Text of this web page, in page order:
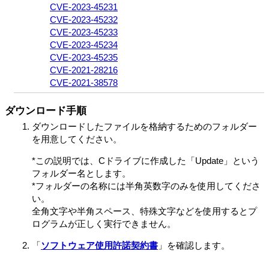
CVE-2023-45231
CVE-2023-45232
CVE-2023-45233
CVE-2023-45234
CVE-2023-45235
CVE-2021-28216
CVE-2021-38578
ダウンロード手順
ダウンロードしたファイルを格納するためのフォルダー
を用意してください。
*この説明では、Cドライブに作成した「Update」という
フォルダー名とします。
*フォルダーの名称には半角英数字のみを使用してくださ
い。
全角文字や半角スペース、特殊文字などを使用するとプ
ログラムが正しく実行できません。
「ソフトウェア使用許諾契約書 」を確認します。